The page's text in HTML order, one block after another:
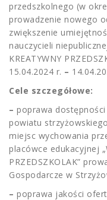
przedszkolnego (w
prowadzenie nowego
zwiększenie
nauczycieli
KREATYWNY
15.04.2024 r. –
Cele szczegółowe:
– poprawa
powiatu
miejsc wychowania
placówce edukacyjnej
PRZEDSZKOLAK”
Gospodarcze w
– poprawa jakości